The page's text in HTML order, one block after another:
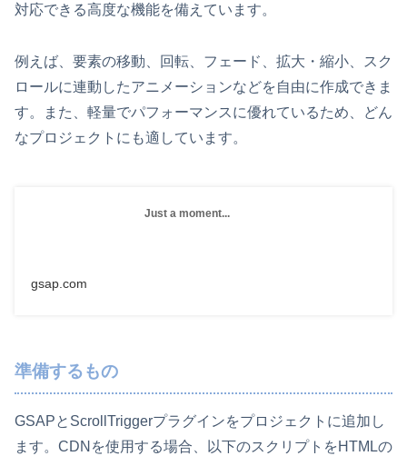
対応できる高度な機能を備えています。
例えば、要素の移動、回転、フェード、拡大・縮小、スク
ロールに連動したアニメーションなどを自由に作成できま
す。また、軽量でパフォーマンスに優れているため、どん
なプロジェクトにも適しています。
Just a moment...
gsap.com
準備するもの
GSAPとScrollTriggerプラグインをプロジェクトに追加し
ます。CDNを使用する場合、以下のスクリプトをHTMLの